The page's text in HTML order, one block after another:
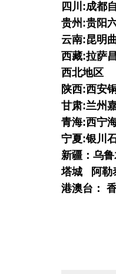
四川:成都
贵州:贵阳
云南:昆明
西藏:拉萨
西北地区
陕西:西安
甘肃:兰州
青海:西宁
宁夏:银川
新疆：乌
塔城 阿勒
港澳台：